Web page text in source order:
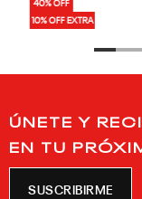
40% OFF
10% OFF EXTRA
ÚNETE Y
EN TU
SUSCRIBIRME